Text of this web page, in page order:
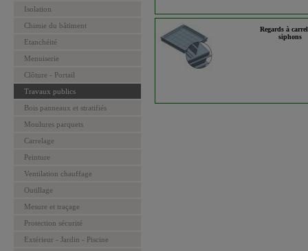
Isolation
Chimie du bâtiment
Etanchéité
Menuiserie
Clôture - Portail
Travaux publics
Bois panneaux et stratifiés
Moulures parquets
Carrelage
Peinture
Ventilation chauffage
Outillage
Mesure et traçage
Protection sécurité
Extérieur - Jardin - Piscine
Regards à
siphons